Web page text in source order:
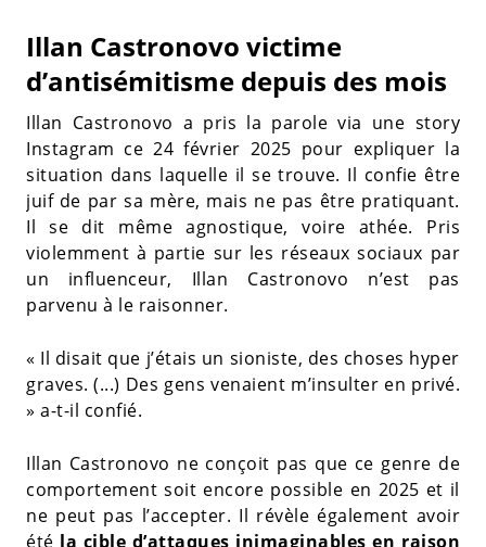
Illan Castronovo victime
d’antisémitisme depuis des mois
Illan Castronovo a pris la parole via une story
Instagram ce 24 février 2025 pour expliquer la
situation dans laquelle il se trouve. Il confie être
juif de par sa mère, mais ne pas être pratiquant.
Il se dit même agnostique, voire athée. Pris
violemment à partie sur les réseaux sociaux par
un influenceur, Illan Castronovo n’est pas
parvenu à le raisonner.
« Il disait que j’étais un sioniste, des choses hyper
graves. (...) Des gens venaient m’insulter en privé.
» a-t-il confié.
Illan Castronovo ne conçoit pas que ce genre de
comportement soit encore possible en 2025 et il
ne peut pas l’accepter. Il révèle également avoir
été la cible d’attaques inimaginables en raison